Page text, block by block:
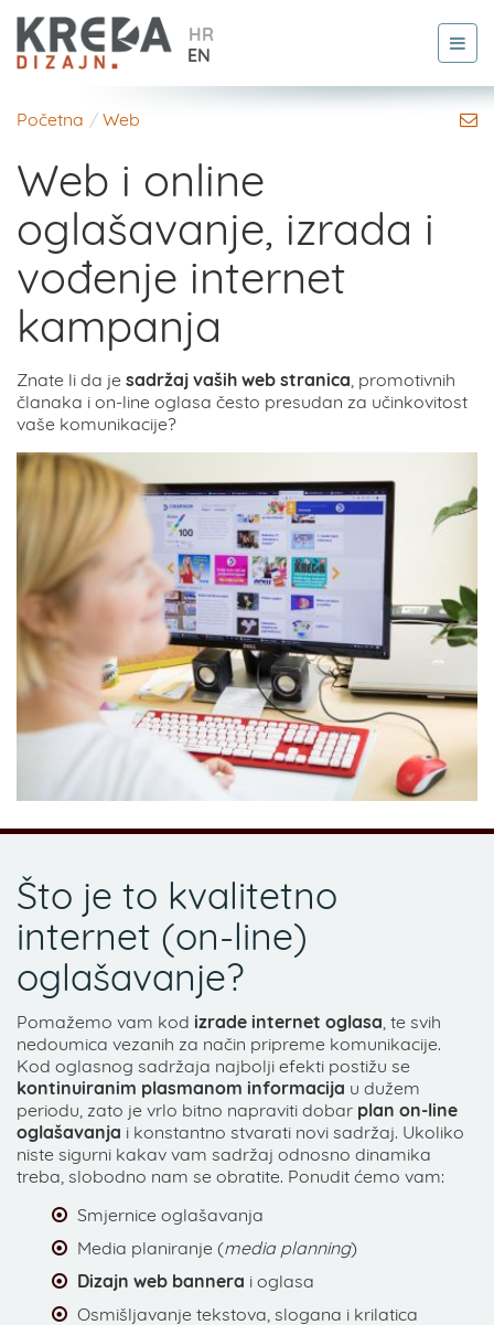
HR
EN
Početna Web
Web i online
oglašavanje, izrada i
vođenje internet
kampanja
Znate li da je sadržaj vaših web stranica , promotivnih
članaka i on-line oglasa često presudan za učinkovitost
vaše komunikacije?
Što je to kvalitetno
internet (on-line)
oglašavanje?
Pomažemo vam kod izrade internet oglasa , te svih
nedoumica vezanih za način pripreme komunikacije.
Kod oglasnog sadržaja najbolji efekti postižu se
kontinuiranim plasmanom informacija u dužem
periodu, zato je vrlo bitno napraviti dobar plan on-line
oglašavanja i konstantno stvarati novi sadržaj. Ukoliko
niste sigurni kakav vam sadržaj odnosno dinamika
treba, slobodno nam se obratite. Ponudit ćemo vam:
Smjernice oglašavanja
Media planiranje (media planning)
Dizajn web bannera i oglasa
Osmišljavanje tekstova, slogana i krilatica